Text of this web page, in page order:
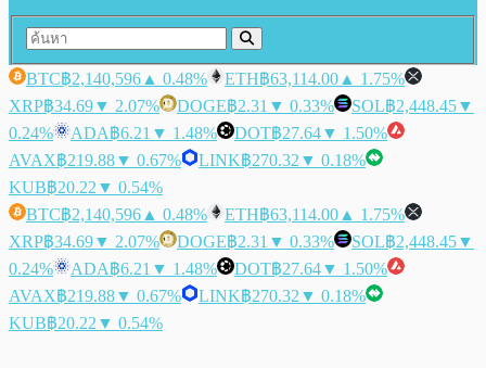
BTC฿2,140,596 ▲ 0.48% ETH฿63,114.00 ▲ 1.75%
XRP฿34.69▼ 2.07% DOGE฿2.31 ▼ 0.33% SOL฿2,448.45▼
0.24%
ADA฿6.21 ▼ 1.48% DOT฿27.64▼ 1.50%
AVAX฿219.88▼ 0.67% LINK฿270.32 ▼ 0.18%
KUB฿20.22 ▼ 0.54%
BTC฿2,140,596 ▲ 0.48% ETH฿63,114.00 ▲ 1.75%
XRP฿34.69▼ 2.07% DOGE฿2.31 ▼ 0.33% SOL฿2,448.45▼
0.24%
ADA฿6.21 ▼ 1.48% DOT฿27.64▼ 1.50%
AVAX฿219.88▼ 0.67% LINK฿270.32 ▼ 0.18%
KUB฿20.22 ▼ 0.54%